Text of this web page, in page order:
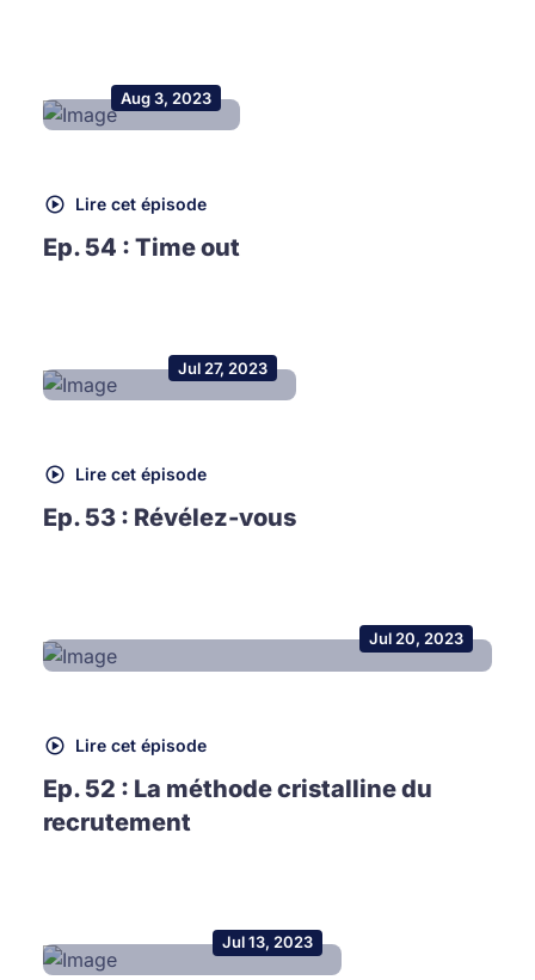
Aug 3, 2023
Lire cet épisode
Ep. 54 : Time out
Jul 27, 2023
Lire cet épisode
Ep. 53 : Révélez-vous
Jul 20, 2023
Lire cet épisode
Ep. 52 : La méthode cristalline du
recrutement
Jul 13, 2023